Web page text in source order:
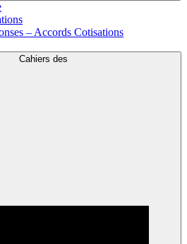
– Accords Cotisations
Cahiers des